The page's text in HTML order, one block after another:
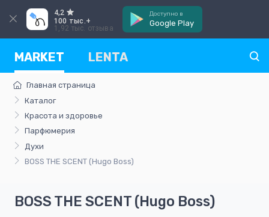
4,2
100 тыс.+
1,92 тыс. отзыва
Доступно в
Google Play
MARKET LENTA
Главная страница
Каталог
Красота и здоровье
Парфюмерия
Духи
BOSS THE SCENT (Hugo Boss)
BOSS THE SCENT (Hugo Boss)